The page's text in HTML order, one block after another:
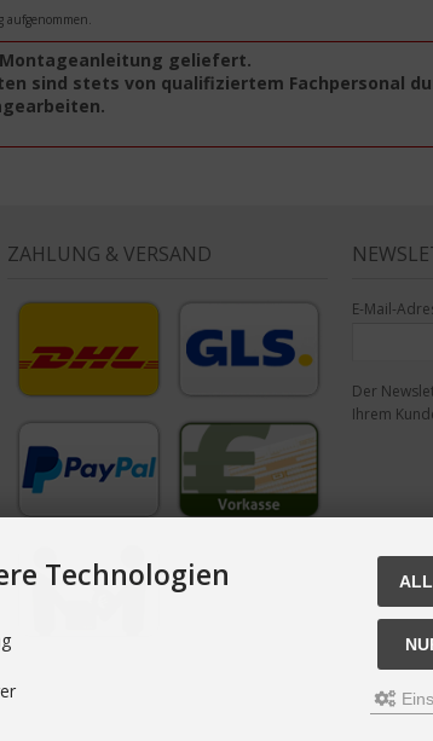
geliefert.
sind stets von qualifiziertem Fachpersonal
ZAHLUNG & VERSAND
E-Mail-
Der
Ihrem
Technologien